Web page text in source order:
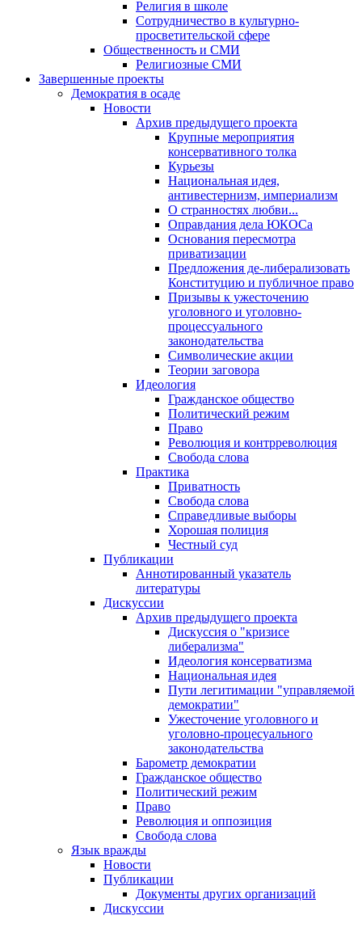
Религия в школе
Сотрудничество в культурно-
просветительской сфере
Общественность и СМИ
Религиозные СМИ
Завершенные проекты
Демократия в осаде
Новости
Архив предыдущего проекта
Крупные мероприятия
консервативного толка
Курьезы
Национальная идея,
антивестернизм, империализм
О странностях любви...
Оправдания дела ЮКОСа
Основания пересмотра
приватизации
Предложения де-либерализовать
Конституцию и публичное право
Призывы к ужесточению
уголовного и уголовно-
процессуального
законодательства
Символические акции
Теории заговора
Идеология
Гражданское общество
Политический режим
Право
Революция и контрреволюция
Свобода слова
Практика
Приватность
Свобода слова
Справедливые выборы
Хорошая полиция
Честный суд
Публикации
Аннотированный указатель
литературы
Дискуссии
Архив предыдущего проекта
Дискуссия о "кризисе
либерализма"
Идеология консерватизма
Национальная идея
Пути легитимации "управляемой
демократии"
Ужесточение уголовного и
уголовно-процесуального
законодательства
Барометр демократии
Гражданское общество
Политический режим
Право
Революция и оппозиция
Свобода слова
Язык вражды
Новости
Публикации
Документы других организаций
Дискуссии